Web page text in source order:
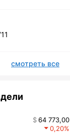
смотреть все
64 773,00
0,20